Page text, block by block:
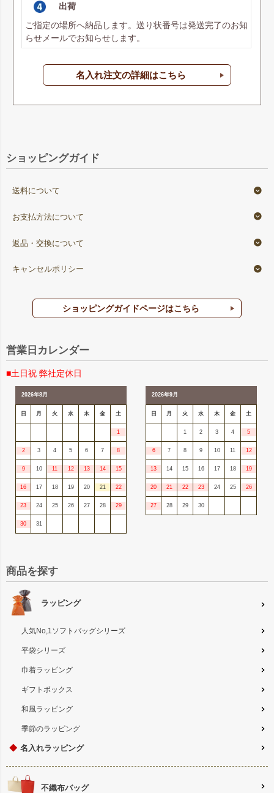
出荷
ご指定の場所へ納品します。送り状番号は発送完了のお知
らせメールでお知らせします。
名入れ注文の詳細はこちら
ショッピングガイド
送料について
お支払方法について
返品・交換について
キャンセルポリシー
ショッピングガイドページはこちら
営業日カレンダー
■土日祝 弊社定休日
2026年8月
日 月 火 水 木 金 土
1
2 3 4 5 6 7 8
9 10 11 12 13 14 15
16 17 18 19 20 21 22
23 24 25 26 27 28 29
30 31
2026年9月
日 月 火 水 木 金 土
1 2 3 4 5
6 7 8 9 10 11 12
13 14 15 16 17 18 19
20 21 22 23 24 25 26
27 28 29 30
商品を探す
ラッピング
人気No,1ソフトバッグシリーズ
平袋シリーズ
巾着ラッピング
ギフトボックス
和風ラッピング
季節のラッピング
◆ 名入れラッピング
不織布バッグ